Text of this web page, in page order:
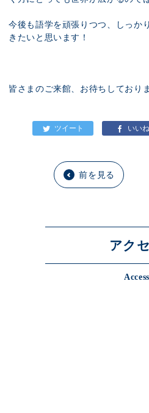
今後も語学を頑張りつつ、しっか
きたいと思います！
皆さまのご来館、お待ちしており
前を見る
アク
Access